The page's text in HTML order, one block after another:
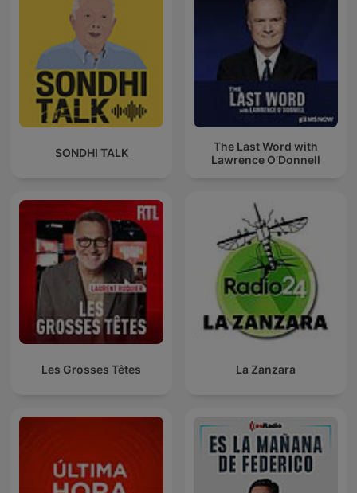
SONDHI TALK
The Last Word with
Lawrence O’Donnell
Les Grosses Têtes La Zanzara